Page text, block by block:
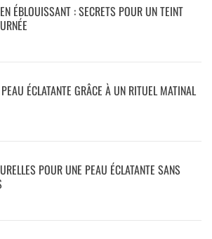
ÉBLOUISSANT : SECRETS POUR UN TEINT
ÉCLATANTE GRÂCE À UN RITUEL MATINAL
POUR UNE PEAU ÉCLATANTE SANS